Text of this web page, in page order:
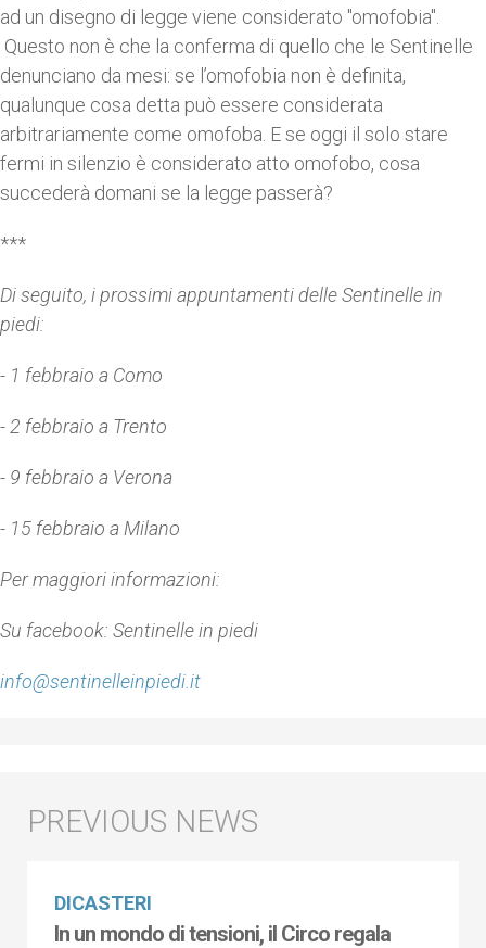
ad un disegno di legge viene considerato "omofobia".
Questo non è che la conferma di quello che le Sentinelle
denunciano da mesi: se l’omofobia non è definita,
qualunque cosa detta può essere considerata
arbitrariamente come omofoba. E se oggi il solo stare
fermi in silenzio è considerato atto omofobo, cosa
succederà domani se la legge passerà?
***
Di seguito, i prossimi appuntamenti delle Sentinelle in
piedi:
- 1 febbraio a Como
- 2 febbraio a Trento
- 9 febbraio a Verona
- 15 febbraio a Milano
Per maggiori informazioni:
Su facebook: Sentinelle in piedi
info@sentinelleinpiedi.it
DICASTERI
In un mondo di tensioni, il Circo regala